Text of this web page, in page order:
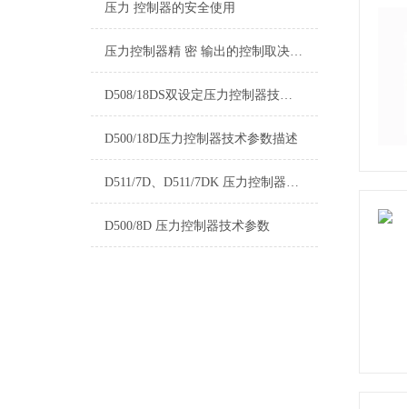
压力 控制器的安全使用
压力控制器精 密 输出的控制取决于什么
D508/18DS双设定压力控制器技术参数介绍
D500/18D压力控制器技术参数描述
D511/7D、D511/7DK 压力控制器技术参数
D500/8D 压力控制器技术参数